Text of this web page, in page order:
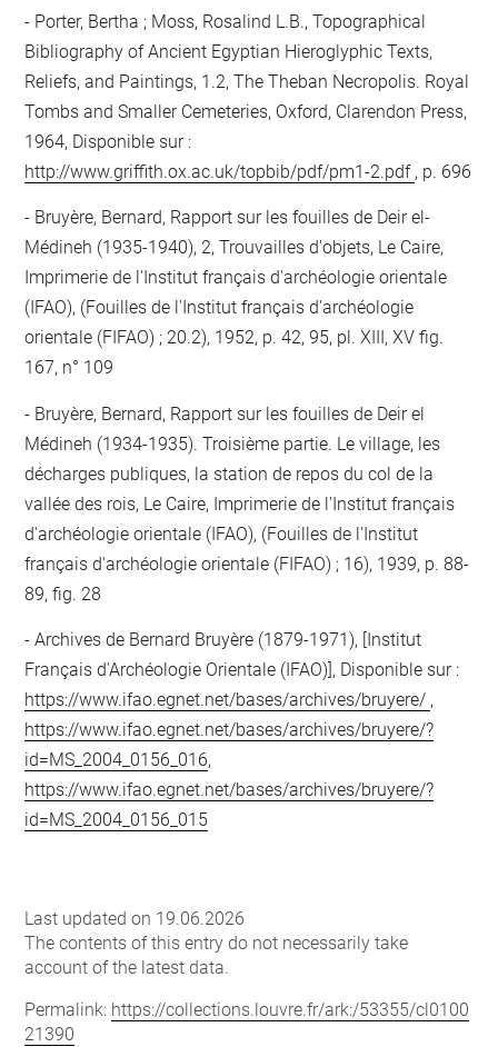
Porter, Bertha ; Moss, Rosalind L.B., Topographical
Bibliography of Ancient Egyptian Hieroglyphic Texts,
Reliefs, and Paintings, 1.2, The Theban Necropolis. Royal
Tombs and Smaller Cemeteries, Oxford, Clarendon Press,
1964, Disponible sur :
http://www.griffith.ox.ac.uk/topbib/pdf/pm1-2.pdf , p. 696
Bruyère, Bernard, Rapport sur les fouilles de Deir el-
Médineh (1935-1940), 2, Trouvailles d'objets, Le Caire,
Imprimerie de l'Institut français d'archéologie orientale
(IFAO), (Fouilles de l'Institut français d'archéologie
orientale (FIFAO) ; 20.2), 1952, p. 42, 95, pl. XIII, XV fig.
167, n° 109
Bruyère, Bernard, Rapport sur les fouilles de Deir el
Médineh (1934-1935). Troisième partie. Le village, les
décharges publiques, la station de repos du col de la
vallée des rois, Le Caire, Imprimerie de l'Institut français
d'archéologie orientale (IFAO), (Fouilles de l'Institut
français d'archéologie orientale (FIFAO) ; 16), 1939, p. 88-
89, fig. 28
Archives de Bernard Bruyère (1879-1971), [Institut
Français d'Archéologie Orientale (IFAO)], Disponible sur :
https://www.ifao.egnet.net/bases/archives/bruyere/ ,
https://www.ifao.egnet.net/bases/archives/bruyere/?
id=MS_2004_0156_016,
https://www.ifao.egnet.net/bases/archives/bruyere/?
id=MS_2004_0156_015
Last updated on 19.06.2026
The contents of this entry do not necessarily take
account of the latest data.
Permalink: https://collections.louvre.fr/ark:/53355/cl0100
21390